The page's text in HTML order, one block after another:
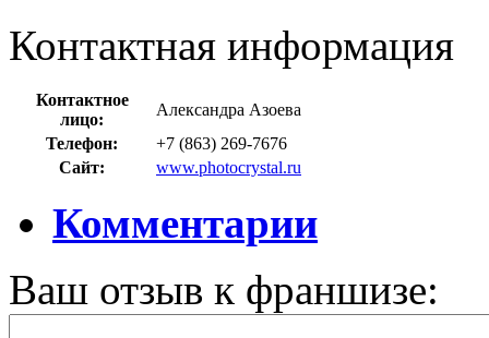
Контактная информация
Контактное
лицо:
Александра Азоева
Телефон:
+7 (863) 269-7676
Сайт:
www.photocrystal.ru
Комментарии
Ваш отзыв к франшизе: